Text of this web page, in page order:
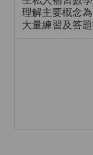
理解主要概念
大量練習及答題